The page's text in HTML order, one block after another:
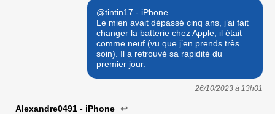
@tintin17 - iPhone
Le mien avait dépassé cinq ans, j’ai fait
changer la batterie chez Apple, il était
comme neuf (vu que j’en prends très
soin). Il a retrouvé sa rapidité du
premier jour.
26/10/2023 à 13h01
Alexandre0491 - iPhone ↩